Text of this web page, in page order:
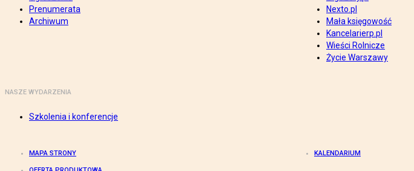
Prenumerata
Archiwum
Nexto.pl
Mała księgowość
Kancelarierp.pl
Wieści Rolnicze
Życie Warszawy
NASZE WYDARZENIA
Szkolenia i konferencje
MAPA STRONY KALENDARIUM